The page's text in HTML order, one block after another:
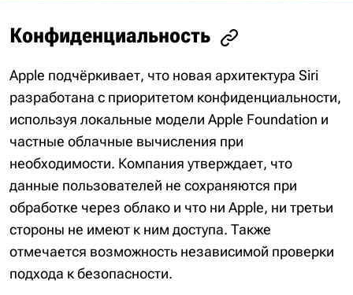
Конфиденциальность
Apple подчёркивает, что новая архитектура Siri
разработана с приоритетом конфиденциальности,
используя локальные модели Apple Foundation и
частные облачные вычисления при
необходимости. Компания утверждает, что
данные пользователей не сохраняются при
обработке через облако и что ни Apple, ни третьи
стороны не имеют к ним доступа. Также
отмечается возможность независимой проверки
подхода к безопасности.